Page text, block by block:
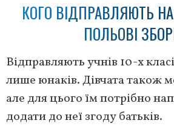
КОГО ВІДПРАВЛЯЮТЬ
ПОЛЬОВІ
Відправляють учнів 10-х
лише юнаків. Дівчата також
але для цього їм потрібно
додати до неї згоду батьків.